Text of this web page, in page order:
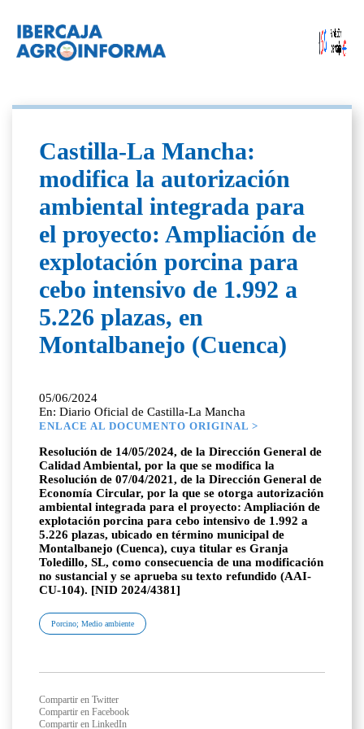
Castilla-La Mancha:
modifica la autorización
ambiental integrada para
el proyecto: Ampliación de
explotación porcina para
cebo intensivo de 1.992 a
5.226 plazas, en
Montalbanejo (Cuenca)
05/06/2024
En: Diario Oficial de Castilla-La Mancha
ENLACE AL DOCUMENTO ORIGINAL >
Resolución de 14/05/2024, de la Dirección General de
Calidad Ambiental, por la que se modifica la
Resolución de 07/04/2021, de la Dirección General de
Economía Circular, por la que se otorga autorización
ambiental integrada para el proyecto: Ampliación de
explotación porcina para cebo intensivo de 1.992 a
5.226 plazas, ubicado en término municipal de
Montalbanejo (Cuenca), cuya titular es Granja
Toledillo, SL, como consecuencia de una modificación
no sustancial y se aprueba su texto refundido (AAI-
CU-104). [NID 2024/4381]
Porcino; Medio ambiente
Compartir en Twitter
Compartir en Facebook
Compartir en LinkedIn